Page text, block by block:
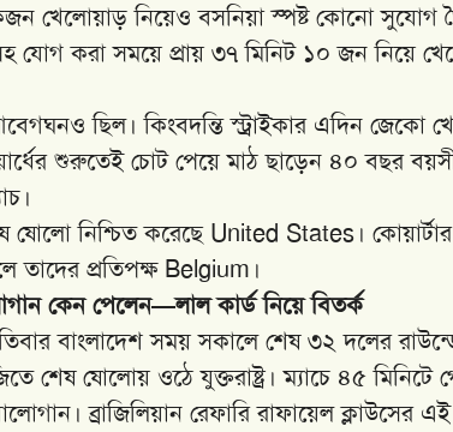
খেলোয়াড় নিয়েও বসনিয়া স্পষ্ট কোনো সুযোগ
যোগ করা সময়ে প্রায় ৩৭ মিনিট ১০ জন নিয়ে
ছিল। কিংবদন্তি স্ট্রাইকার এদিন জেকো
শুরুতেই চোট পেয়ে মাঠ ছাড়েন ৪০ বছর
ষোলো নিশ্চিত করেছে United States।
তাদের প্রতিপক্ষ Belgium।
কেন পেলেন—লাল কার্ড নিয়ে বিতর্ক
বাংলাদেশ সময় সকালে শেষ ৩২ দলের
শেষ ষোলোয় ওঠে যুক্তরাষ্ট্র। ম্যাচে ৪৫
ব্রাজিলিয়ান রেফারি রাফায়েল ক্লাউসের